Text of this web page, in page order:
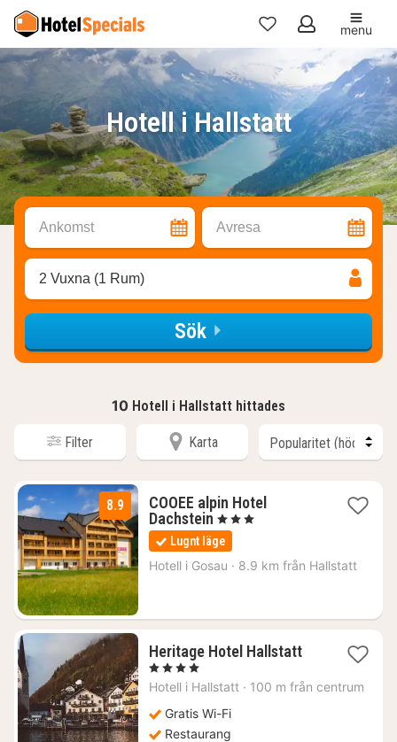
Mina
favoriter
menu
Hotell i Hallstatt
Ankomst Avresa
2 Vuxna (1 Rum)
Sök
10 Hotell i Hallstatt hittades
Filter Karta
8.9
COOEE alpin Hotel
Dachstein 1
natt
från
1429
, 3 Stjärnor
Lugnt läge
Hotell i Gosau · 8.9 km från Hallstatt
Heritage Hotel Hallstatt1
från
, 4 Stjärnor
Hotell i Hallstatt · 100 m från centrum
Gratis Wi-Fi
Restaurang